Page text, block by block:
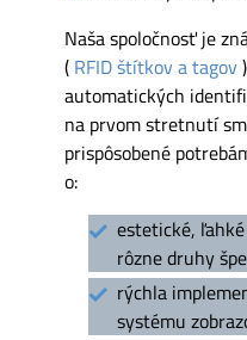
Naša spoločnosť je
( RFID štítkov a tagov
automatických
na prvom stretnutí
prispôsobené
o:
estetické,
rôzne druhy
rýchla
systému